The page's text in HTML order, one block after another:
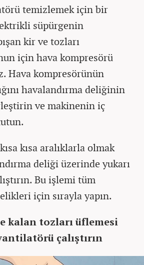
temizlemek için bir
süpürgenin
kir ve tozları
için hava kompresörü
Hava kompresörünün
havalandırma deliğinin
ve makinenin iç
kısa aralıklarla olmak
deliği üzerinde yukarı
Bu işlemi tüm
için sırayla yapın.
kalan tozları üflemesi
çalıştırın